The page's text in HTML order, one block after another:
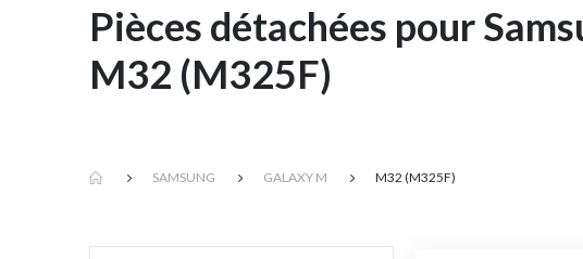
Pièces détachées pour
M32 (M325F)
SAMSUNG GALAXY M M32 (M325F)